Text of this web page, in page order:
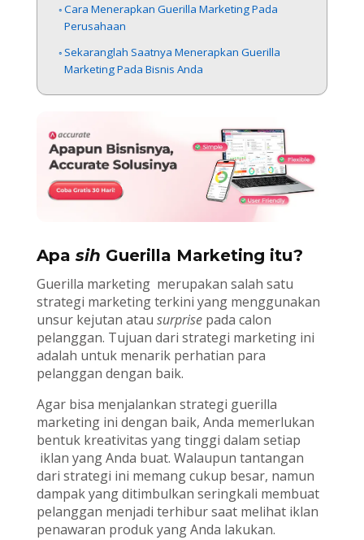
Cara Menerapkan Guerilla Marketing Pada
Perusahaan
Sekaranglah Saatnya Menerapkan Guerilla
Marketing Pada Bisnis Anda
Apasih Guerilla Marketing itu?
Guerilla marketing merupakan salah satu
strategi marketing terkini yang menggunakan
unsur kejutan atau surprise pada calon
pelanggan. Tujuan dari strategi marketing ini
adalah untuk menarik perhatian para
pelanggan dengan baik.
Agar bisa menjalankan strategi guerilla
marketing ini dengan baik, Anda memerlukan
bentuk kreativitas yang tinggi dalam setiap
iklan yang Anda buat. Walaupun tantangan
dari strategi ini memang cukup besar, namun
dampak yang ditimbulkan seringkali membuat
pelanggan menjadi terhibur saat melihat iklan
penawaran produk yang Anda lakukan.